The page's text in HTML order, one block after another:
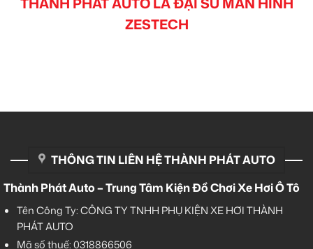
ZESTECH
THÔNG TIN LIÊN HỆ THÀNH PHÁT AUTO
Thành Phát Auto – Trung Tâm Kiện Đồ Chơi Xe Hơi Ô Tô
Tên Công Ty: CÔNG TY TNHH PHỤ KIỆN XE HƠI THÀNH
PHÁT AUTO
Mã số thuế: 0318866506